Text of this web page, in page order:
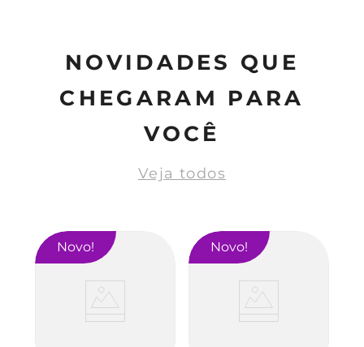
NOVIDADES QUE
CHEGARAM PARA
VOCÊ
Veja todos
Novo Novo